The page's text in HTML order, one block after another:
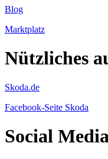
Blog
Marktplatz
Nützliches
Skoda.de
Facebook-Seite Skoda
Social